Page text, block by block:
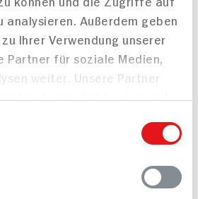
analysieren. Außerdem geben
Ihrer Verwendung unserer
Partner für soziale Medien,
weiter. Unsere Partner
oder die sie im Rahmen
unserem FAQ
Ihre Fragen